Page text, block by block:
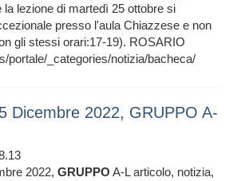
la lezione di martedì 25 ottobre si
presso l'aula Chiazzese e non
gli stessi orari:17-19). ROSARIO
portale/_categories/notizia/bacheca/
Dicembre 2022, GRUPPO A-
2022, GRUPPO A-L articolo, notizia,